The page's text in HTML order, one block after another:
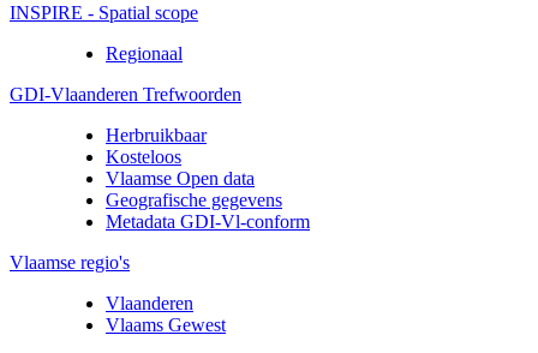
INSPIRE - Spatial scope
Regionaal
GDI-Vlaanderen Trefwoorden
Herbruikbaar
Kosteloos
Vlaamse Open data
Geografische gegevens
Metadata GDI-Vl-conform
Vlaamse regio's
Vlaanderen
Vlaams Gewest